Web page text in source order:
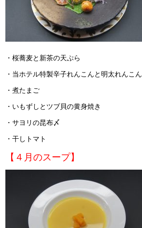
・桜蕎麦と新茶の天ぷら
・当ホテル特製辛子れんこんと明太れんこん
・煮たまご
・いもずしとツブ貝の黄身焼き
・サヨリの昆布〆
・干しトマト
【４月のスープ】